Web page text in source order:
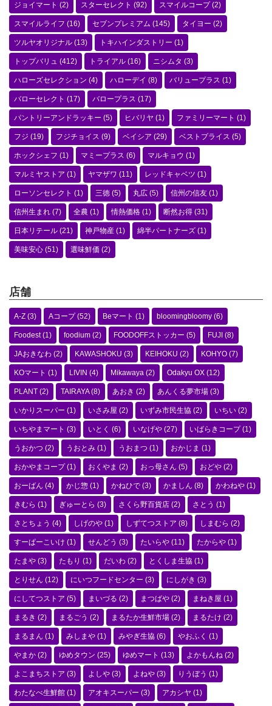
ジョイマート (2) スターセレクト (92) スマイルコープ(2)
スマイルライフ (16) セブンプレミアム (145) タイヨー (2)
ツルヤオリジナル (13) トキハインダストリー (1)
トップバリュ (412) トライアル (16) ニシムタ (3)
ハローズセレクション (4) ハローデイ (8) バリュープラス (1)
バローセレクト (17) バロープラス (17)
パントリーアンドラッキー (5) ヒバリヤ (1) ファミリーマート (1)
フジ (19) フジチョイス (9) ベイシア (29) ベストプライス (5)
ホックシェフ (1) マミープラス (6) マルキョウ (1)
マルミヤストア (1) ヤマザワ (11) レッドキャベツ (1)
ローソンセレクト (1) 三徳 (5) 丸広 (5) 信州の信友 (1)
信州生まれ (7) 全農 (1) 情熱価格 (1) 断然お得 (31)
日本リテール (21) 神戸物産 (1) 綿半パートナーズ (1)
美味安心 (51) 選味鮮価 (2)
店舗
A-Z (3) Aコープ(52) Beマート (1) bloomingbloomy (6)
Foodest(1) foodium (2) FOODOFFストッカー (5) FUJI (8)
JAおきなわ (2) KAWASHOKU (3) KEIHOKU (2) KOHYO (7)
KOマート (1) LIVIN (4) Mikawaya (2) Odakyu OX (12)
PLANT (2) TAIRAYA(8) あおき (2) あんくる夢市場 (3)
いかりスーパー (1) いさみ屋 (2) いずみ市民生協 (2) いちい (2)
いちやまマート (3) いとく (6) いなげや (27) いばらきコープ(1)
うおかつ (2) うおとみ (1) うおまつ (1) おかじま (1)
おかやまコープ(1) おくやま (2) おっ母さん (5) おどや (2)
おーばん (4) かじ惣 (1) かねひで (3) かましん (8) かわねや (1)
きむら (1) ぎゅーとら (3) さくら野百貨店 (2) さとう (1)
さとちょう (4) しげのや (1) しずてつストア (8) しまむら (2)
すーぱーこいけ (1) せんどう (3) たいらや (11) たからや (1)
たまや (3) たもり (1) だいわ (2) とくしま生協 (1)
とりせん (12) にいつフードセンター (3) にしがき (3)
にしてつストア (5) まいづる (2) まつばや (2) まねき屋 (1)
まるき (2) まるごう (2) まるたか生鮮市場 (2) まるたけ (2)
まるまん (1) みしまや (1) みやぎ生協 (6) やおふく (1)
やまか (2) ゆめタウン (25) ゆめマート (13) よかもんね (2)
よこまちストア (3) よしや (3) よねや (3) りうぼう (1)
わたなべ生鮮館 (1) アオキスーパー (3) アカシヤ (1)